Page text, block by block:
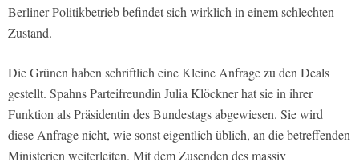
Berliner Politikbetrieb befindet sich wirklich in einem schlechten
Zustand.
Die Grünen haben schriftlich eine Kleine Anfrage zu den Deals
gestellt. Spahns Parteifreundin Julia Klöckner hat sie in ihrer
Funktion als Präsidentin des Bundestags abgewiesen. Sie wird
diese Anfrage nicht, wie sonst eigentlich üblich, an die betreffenden
Ministerien weiterleiten. Mit dem Zusenden des massiv